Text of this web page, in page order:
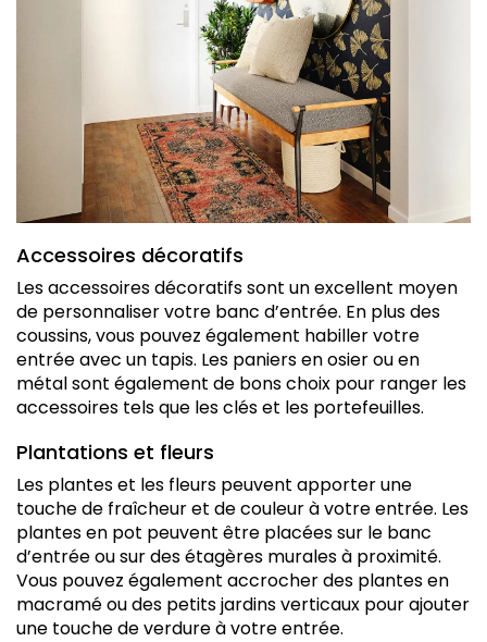
Accessoires décoratifs
Les accessoires décoratifs sont un excellent moyen
de personnaliser votre banc d’entrée. En plus des
coussins, vous pouvez également habiller votre
entrée avec un tapis. Les paniers en osier ou en
métal sont également de bons choix pour ranger les
accessoires tels que les clés et les portefeuilles.
Plantations et fleurs
Les plantes et les fleurs peuvent apporter une
touche de fraîcheur et de couleur à votre entrée. Les
plantes en pot peuvent être placées sur le banc
d’entrée ou sur des étagères murales à proximité.
Vous pouvez également accrocher des plantes en
macramé ou des petits jardins verticaux pour ajouter
une touche de verdure à votre entrée.